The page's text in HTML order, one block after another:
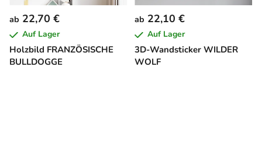
Holzbild FRANZÖSISCHE
BULLDOGGE
ab 22,70 €
Auf Lager
3D-Wandsticker WILDER
WOLF
ab 22,10 €
Auf Lager